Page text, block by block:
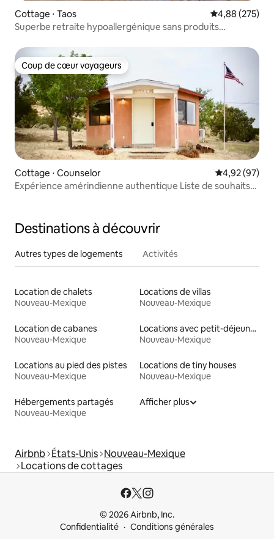
Cottage ⋅ Taos Évaluation
4,88 (275)
Superbe retraite hypoallergénique sans produits
Coup de cœur voyageurs
Coup de cœur voyageurs
Cottage ⋅ Counselor Évaluation
4,92 (97)
Expérience amérindienne authentique Liste de souhaits
Destinations à découvrir
Autres types de logements Activités
Location de chalets
Nouveau-Mexique
Locations de villas
Nouveau-Mexique
Location de cabanes
Nouveau-Mexique
Locations avec petit-déjeuner
Nouveau-Mexique
Locations au pied des pistes
Nouveau-Mexique
Locations de tiny houses
Nouveau-Mexique
Hébergements partagés
Nouveau-Mexique
Afficher plus
Airbnb États-Unis Nouveau-Mexique
Locations de cottages
© 2026 Airbnb, Inc.
Confidentialité
Conditions générales